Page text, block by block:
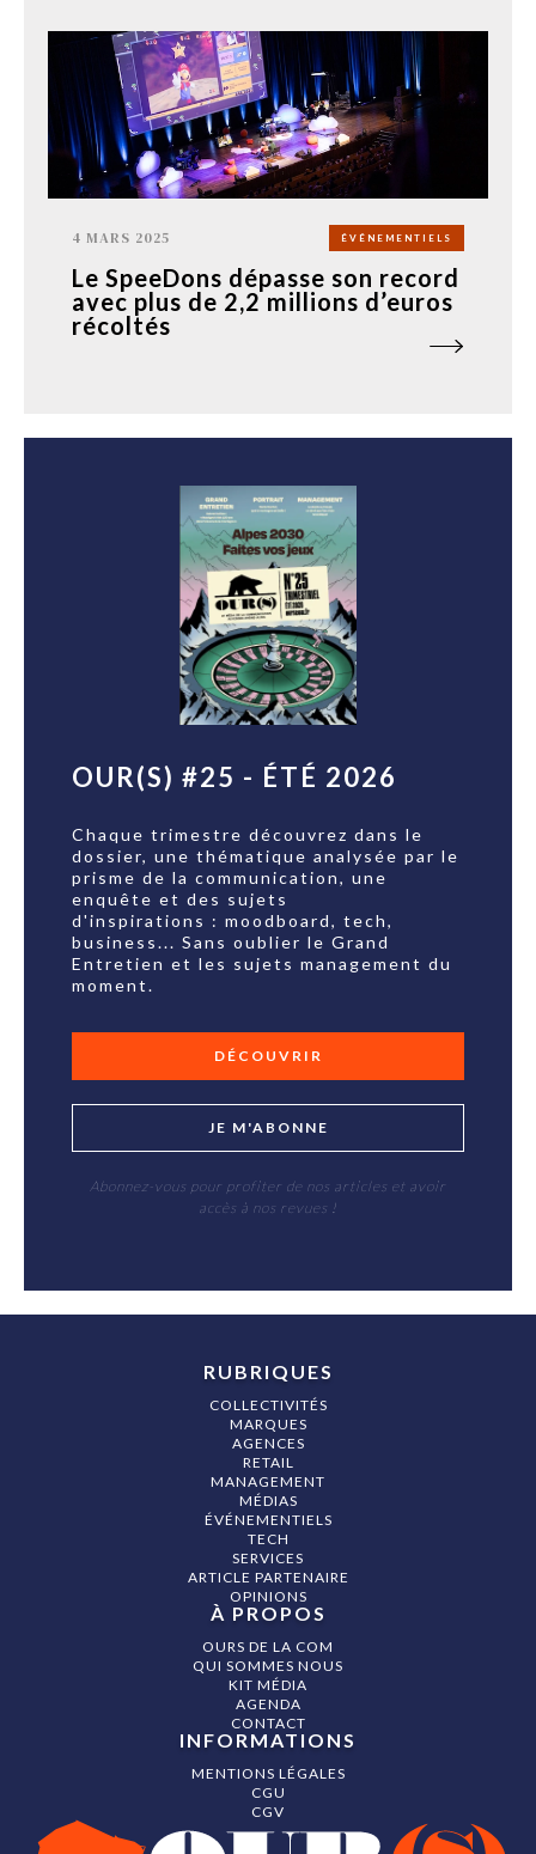
4 MARS 2025 ÉVÉNEMENTIELS
Le SpeeDons dépasse son record
avec plus de 2,2 millions d’euros
récoltés
OUR(S) #25 - ÉTÉ 2026
Chaque trimestre découvrez dans le
dossier, une thématique analysée par le
prisme de la communication, une
enquête et des sujets
d'inspirations : moodboard, tech,
business... Sans oublier le Grand
Entretien et les sujets management du
moment.
DÉCOUVRIR
JE M'ABONNE
Abonnez-vous pour profiter de nos articles et avoir
accès à nos revues !
RUBRIQUES
COLLECTIVITÉS
MARQUES
AGENCES
RETAIL
MANAGEMENT
MÉDIAS
ÉVÉNEMENTIELS
TECH
SERVICES
ARTICLE PARTENAIRE
OPINIONS
À PROPOS
OURS DE LA COM
QUI SOMMES NOUS
KIT MÉDIA
AGENDA
CONTACT
INFORMATIONS
MENTIONS LÉGALES
CGU
CGV